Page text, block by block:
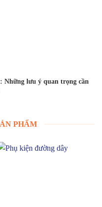
Những lưu ý quan trọng cần
PHẨM